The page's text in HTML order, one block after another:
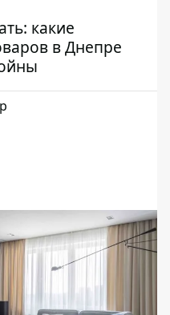
какие
в Днепре